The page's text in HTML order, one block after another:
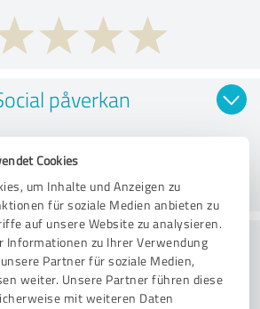
Cookies
um Inhalte und Anzeigen zu
für soziale Medien anbieten zu
auf unsere Website zu analysieren.
Informationen zu Ihrer Verwendung
Partner für soziale Medien,
weiter. Unsere Partner führen diese
mit weiteren Daten
påverkan
Atmosfär